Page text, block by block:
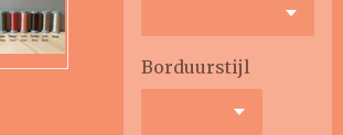
Borduurstijl